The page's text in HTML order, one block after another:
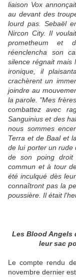
liaison Vox
au devant des
lourd pas. Sebaël
Nircon City. Il
prometheum et
réenclencha son
silence régnait mais
ironique, il
crachèrent un
joindre au
la parole. "Mes
combattez avec
Sanguinius et des
nous sommes
Terra et de Baal et
de lui porter un rude
de son poing droit
commun et à tour
été inculqué dès
connaîtront pas la
poussière. Il était
Les Blood Angels
leur sac
Le compte rendu
novembre dernier